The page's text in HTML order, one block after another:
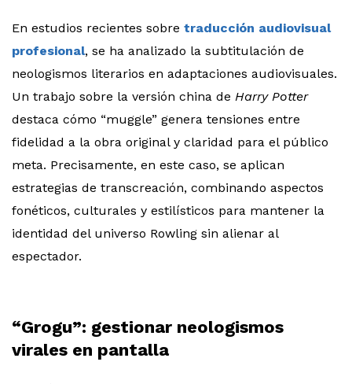
En estudios recientes sobre traducción audiovisual
profesional, se ha analizado la subtitulación de
neologismos literarios en adaptaciones audiovisuales.
Un trabajo sobre la versión china de Harry Potter
destaca cómo “muggle” genera tensiones entre
fidelidad a la obra original y claridad para el público
meta. Precisamente, en este caso, se aplican
estrategias de transcreación, combinando aspectos
fonéticos, culturales y estilísticos para mantener la
identidad del universo Rowling sin alienar al
espectador.
“Grogu”: gestionar neologismos
virales en pantalla